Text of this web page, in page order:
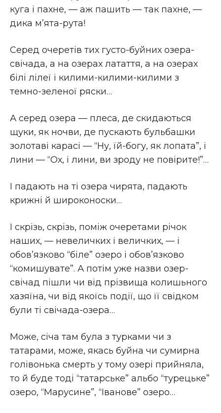
куга i пахне, — аж пашить — так пахне, —
дика м’ята-рута!
Серед очеретiв тих густо-буйних озера-
свiчада, а на озерах латаття, а на озерах
бiлi лiлеї i килими-килими-килими з
темно-зеленої ряски…
А серед озера — плеса, де скидаються
щуки, як ночви, де пускають бульбашки
золотавi карасi — “Ну, їй-богу, як лопата”, i
лини — “Ох, i лини, ви зроду не повiрите!”…
I падають на тi озера чирята, падають
крижнi й широконоски…
I скрiзь, скрiзь, помiж очеретами рiчок
наших, — невеличких i величких, — і
обов’язково “бiле” озеро i обов’язково
“комишувате”. А потiм уже назви озер-
свiчад пiшли чи вiд прiзвища колишьного
хазяїна, чи вiд якоїсь подiї, що її свiдком
були тi свiчада-озера…
Може, сiча там була з турками чи з
татарами, може, якась буйна чи сумирна
голiвонька смерть у тому озерi прийняла,
то й буде тодi “татарське” альбо “турецьке”
озеро, “Марусине”, “Iванове” озеро…